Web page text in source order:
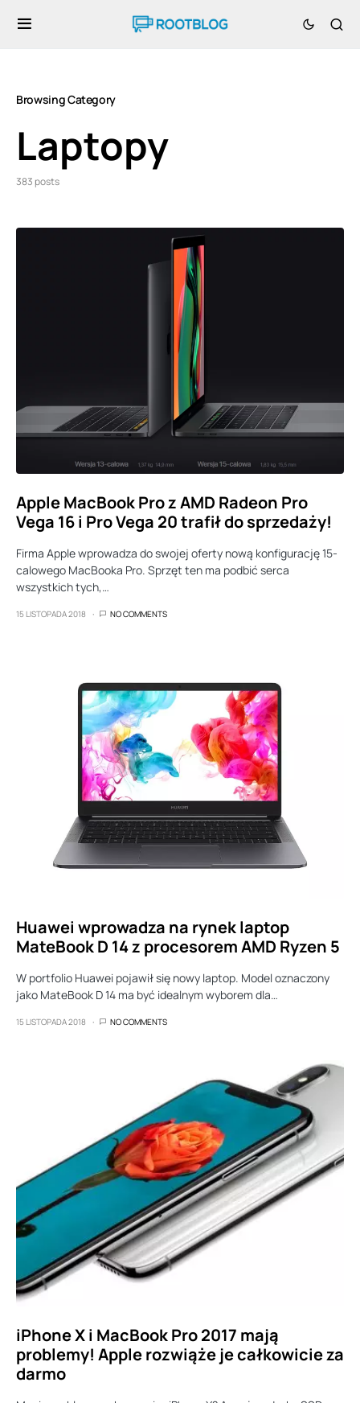
Browsing Category
Laptopy
383 posts
Apple MacBook Pro z AMD Radeon Pro
Vega 16 i Pro Vega 20 trafił do sprzedaży!
Firma Apple wprowadza do swojej oferty nową konfigurację 15-
calowego MacBooka Pro. Sprzęt ten ma podbić serca
wszystkich tych,…
15 LISTOPADA 2018 NO COMMENTS
Huawei wprowadza na rynek laptop
MateBook D 14 z procesorem AMD Ryzen 5
W portfolio Huawei pojawił się nowy laptop. Model oznaczony
jako MateBook D 14 ma być idealnym wyborem dla…
15 LISTOPADA 2018 NO COMMENTS
iPhone X i MacBook Pro 2017 mają
problemy! Apple rozwiąże je całkowicie za
darmo